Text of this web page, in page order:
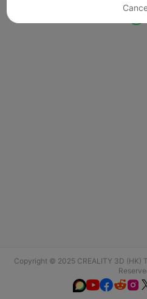
Copyright © 2025 CREALITY 3D (HK)
